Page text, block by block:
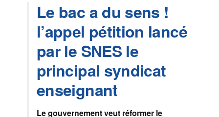
Le bac a du sens !
l’appel pétition lancé
par le SNES le
principal syndicat
enseignant
Le gouvernement veut réformer le